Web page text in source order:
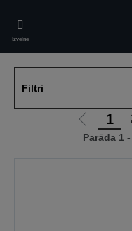
main
content
Izvēlne
Filtri
Iet
uz
1
Parāda 1